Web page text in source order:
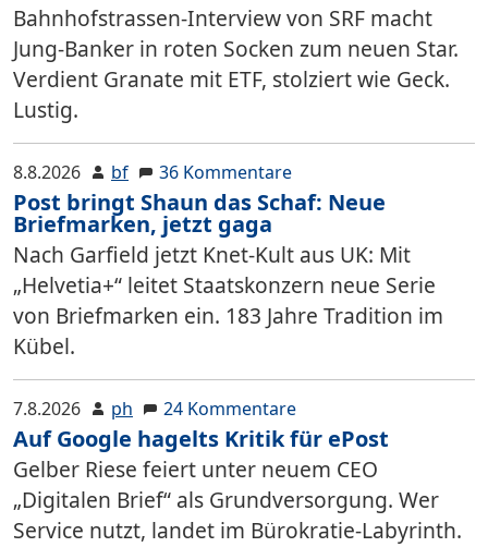
Bahnhofstrassen-Interview von SRF macht
Jung-Banker in roten Socken zum neuen Star.
Verdient Granate mit ETF, stolziert wie Geck.
Lustig.
8.8.2026 bf 36 Kommentare
Post bringt Shaun das Schaf: Neue
Briefmarken, jetzt gaga
Nach Garfield jetzt Knet-Kult aus UK: Mit
„Helvetia+“ leitet Staatskonzern neue Serie
von Briefmarken ein. 183 Jahre Tradition im
Kübel.
7.8.2026 ph 24 Kommentare
Auf Google hagelts Kritik für ePost
Gelber Riese feiert unter neuem CEO
„Digitalen Brief“ als Grundversorgung. Wer
Service nutzt, landet im Bürokratie-Labyrinth.